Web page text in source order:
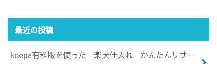
最近の投稿
keepa有料版を使った 楽天仕入れ かんたんリサー